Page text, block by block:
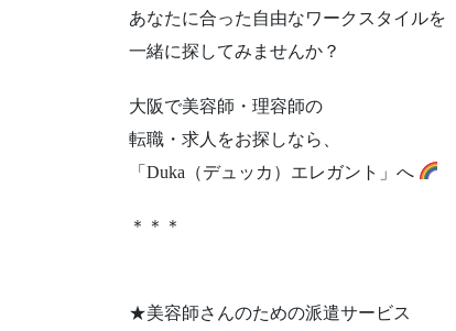
あなたに合った自由なワークスタイルを
一緒に探してみませんか？
大阪で美容師・理容師の
転職・求人をお探しなら、
「Duka（デュッカ）エレガント」へ
＊＊＊
★美容師さんのための派遣サービス